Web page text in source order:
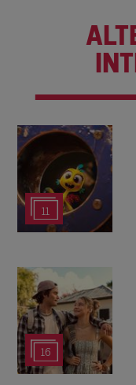
11
16